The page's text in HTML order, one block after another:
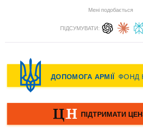
Мені подобається
ПІДСУМУВАТИ: